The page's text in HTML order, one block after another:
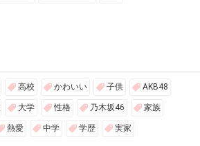
高校 かわいい 子供 AKB48
大学 性格 乃木坂46 家族
熱愛 中学 学歴 実家